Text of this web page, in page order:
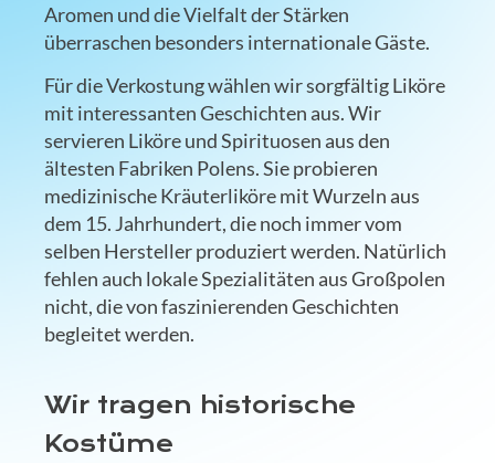
Aromen und die Vielfalt der Stärken
überraschen besonders internationale Gäste.
Für die Verkostung wählen wir sorgfältig Liköre
mit interessanten Geschichten aus. Wir
servieren Liköre und Spirituosen aus den
ältesten Fabriken Polens. Sie probieren
medizinische Kräuterliköre mit Wurzeln aus
dem 15. Jahrhundert, die noch immer vom
selben Hersteller produziert werden. Natürlich
fehlen auch lokale Spezialitäten aus Großpolen
nicht, die von faszinierenden Geschichten
begleitet werden.
Wir tragen historische
Kostüme